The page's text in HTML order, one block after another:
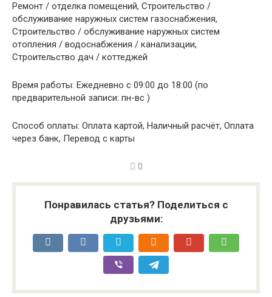
Ремонт / отделка помещений, Строительство /
обслуживание наружных систем газоснабжения,
Строительство / обслуживание наружных систем
отопления / водоснабжения / канализации,
Строительство дач / коттеджей
Время работы: Ежедневно с 09:00 до 18:00 (по
предварительной записи: пн-вс )
Способ оплаты: Оплата картой, Наличный расчёт, Оплата
через банк, Перевод с карты
0
Понравилась статья? Поделиться с
друзьями: